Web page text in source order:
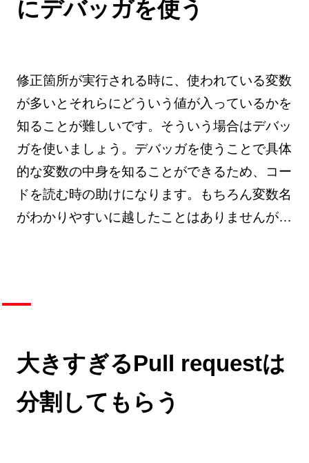
にデバッガを使う
修正箇所が実行される時に、使われている変数
が多いとそれらにどういう値が入っているかを
知ることが難しいです。そういう場合はデバッ
ガを使いましょう。デバッガを使うことで具体
的な変数の中身を知ることができるため、コー
ドを読む時の助けになります。もちろん変数名
がわかりやすいに越したことはありませんが…
大きすぎるPull requestは
分割してもらう